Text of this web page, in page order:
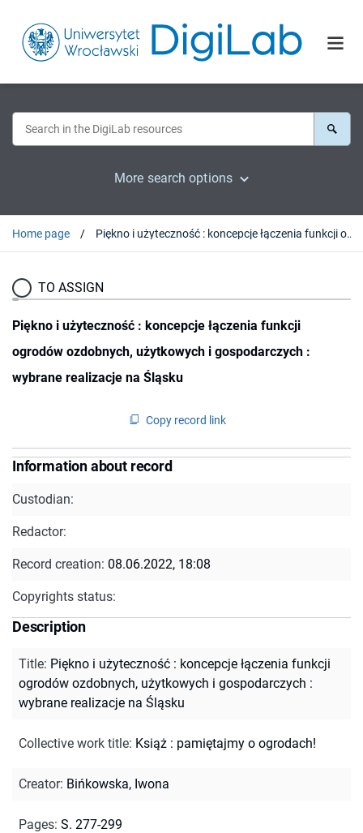
More search options
Home page Piękno i użyteczność : koncepcje łączenia funkcji ogrodów ozdobnych, użytkowych i gospodarczych : wybrane realizacje na Śląsku
TO ASSIGN
Piękno i użyteczność : koncepcje łączenia funkcji
ogrodów ozdobnych, użytkowych i gospodarczych :
wybrane realizacje na Śląsku
Copy record link
Information about record
Custodian:
Redactor:
Record creation: 08.06.2022, 18:08
Copyrights status:
Description
Title: Piękno i użyteczność : koncepcje łączenia funkcji
ogrodów ozdobnych, użytkowych i gospodarczych :
wybrane realizacje na Śląsku
Collective work title: Książ : pamiętajmy o ogrodach!
Creator: Bińkowska, Iwona
Pages: S. 277-299